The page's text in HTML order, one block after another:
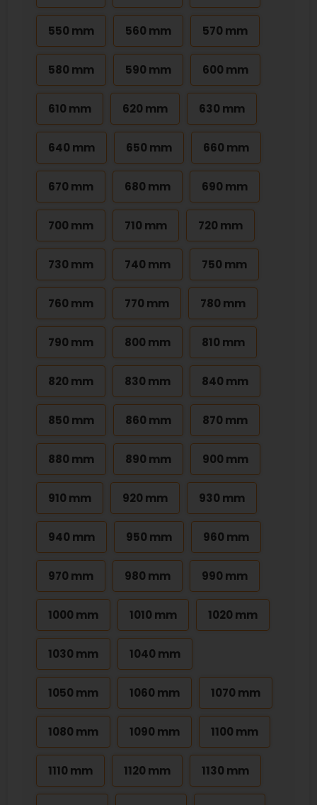
550 mm 560 mm 570 mm
580 mm 590 mm 600 mm
610 mm 620 mm 630 mm
640 mm 650 mm 660 mm
670 mm 680 mm 690 mm
700 mm 710 mm 720 mm
730 mm 740 mm 750 mm
760 mm 770 mm 780 mm
790 mm 800 mm 810 mm
820 mm 830 mm 840 mm
850 mm 860 mm 870 mm
880 mm 890 mm 900 mm
910 mm 920 mm 930 mm
940 mm 950 mm 960 mm
970 mm 980 mm 990 mm
1000 mm 1010 mm 1020 mm
1030 mm 1040 mm
1050 mm 1060 mm 1070 mm
1080 mm 1090 mm 1100 mm
1110 mm 1120 mm 1130 mm